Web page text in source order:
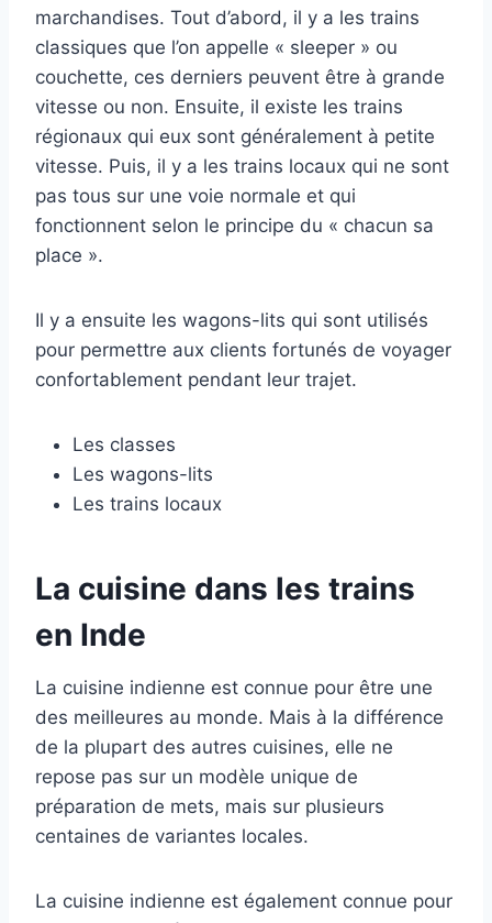
marchandises. Tout d’abord, il y a les trains
classiques que l’on appelle « sleeper » ou
couchette, ces derniers peuvent être à grande
vitesse ou non. Ensuite, il existe les trains
régionaux qui eux sont généralement à petite
vitesse. Puis, il y a les trains locaux qui ne sont
pas tous sur une voie normale et qui
fonctionnent selon le principe du « chacun sa
place ».
Il y a ensuite les wagons-lits qui sont utilisés
pour permettre aux clients fortunés de voyager
confortablement pendant leur trajet.
Les classes
Les wagons-lits
Les trains locaux
La cuisine dans les trains
en Inde
La cuisine indienne est connue pour être une
des meilleures au monde. Mais à la différence
de la plupart des autres cuisines, elle ne
repose pas sur un modèle unique de
préparation de mets, mais sur plusieurs
centaines de variantes locales.
La cuisine indienne est également connue pour